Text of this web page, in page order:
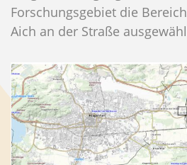
Forschungsgebiet die
Aich an der Straße